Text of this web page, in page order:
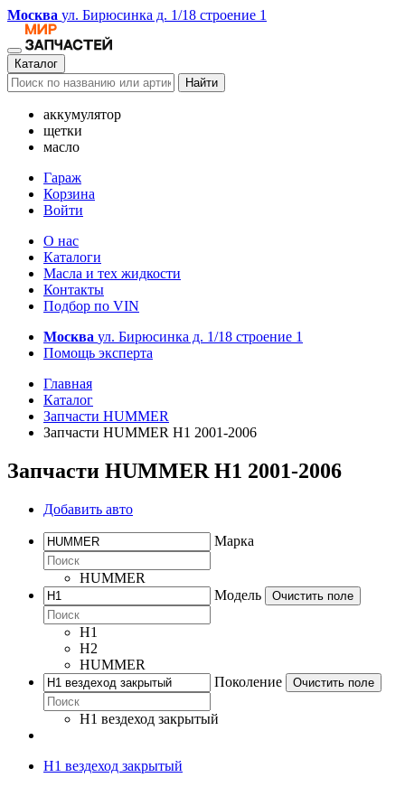
Москва ул. Бирюсинка д. 1/18 строение 1
Каталог
Найти
аккумулятор
щетки
масло
Гараж
Корзина
Войти
О нас
Каталоги
Масла и тех жидкости
Контакты
Подбор по VIN
Москва ул. Бирюсинка д. 1/18 строение 1
Помощь эксперта
Главная
Каталог
Запчасти HUMMER
Запчасти HUMMER H1 2001-2006
Запчасти HUMMER H1 2001-2006
Добавить авто
Марка
HUMMER
Модель
Очистить поле
H1
H2
HUMMER
Поколение
Очистить поле
H1 вездеход закрытый
H1 вездеход закрытый